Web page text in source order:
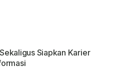
Siapkan Karier